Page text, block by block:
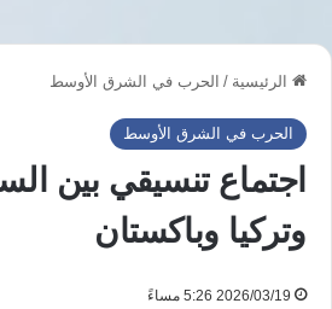
الرئيسية / الحرب في الشرق الأوسط
الحرب في الشرق الأوسط
اجتماع تنسيقي بين
وتركيا وباكستان
2026/03/19 5:26 مساءً